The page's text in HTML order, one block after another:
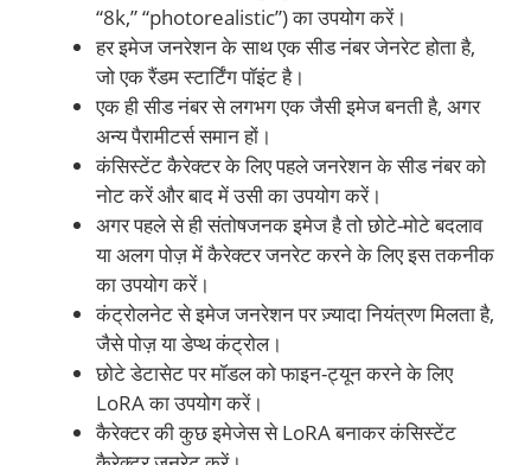
“8k,” “photorealistic”) का उपयोग करें।
हर इमेज जनरेशन के साथ एक सीड नंबर जेनरेट होता है,
जो एक रैंडम स्टार्टिंग पॉइंट है।
एक ही सीड नंबर से लगभग एक जैसी इमेज बनती है, अगर
अन्य पैरामीटर्स समान हों।
कंसिस्टेंट कैरेक्टर के लिए पहले जनरेशन के सीड नंबर को
नोट करें और बाद में उसी का उपयोग करें।
अगर पहले से ही संतोषजनक इमेज है तो छोटे-मोटे बदलाव
या अलग पोज़ में कैरेक्टर जनरेट करने के लिए इस तकनीक
का उपयोग करें।
कंट्रोलनेट से इमेज जनरेशन पर ज़्यादा नियंत्रण मिलता है,
जैसे पोज़ या डेप्थ कंट्रोल।
छोटे डेटासेट पर मॉडल को फाइन-ट्यून करने के लिए
LoRA का उपयोग करें।
कैरेक्टर की कुछ इमेजेस से LoRA बनाकर कंसिस्टेंट